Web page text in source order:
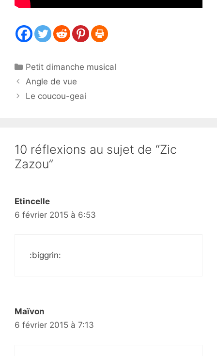
Catégories
Petit dimanche musical
Angle de vue
Le coucou-geai
10 réflexions au sujet de “Zic
Zazou”
Etincelle
6 février 2015 à 6:53
:biggrin:
Maïvon
6 février 2015 à 7:13